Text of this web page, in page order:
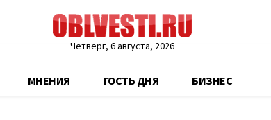
Четверг, 6 августа, 2026
МНЕНИЯ ГОСТЬ ДНЯ БИЗНЕС